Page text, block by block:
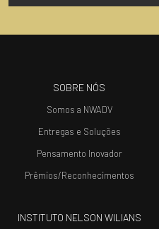
SOBRE NÓS
Somos a NWADV
Entregas e Soluções
Pensamento Inovador
Prêmios/Reconhecimentos
INSTITUTO NELSON WILIANS